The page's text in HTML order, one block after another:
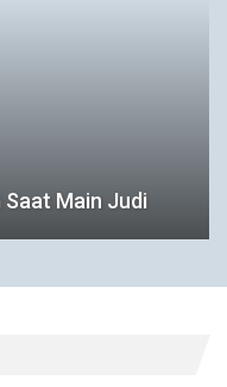
Saat Main Judi